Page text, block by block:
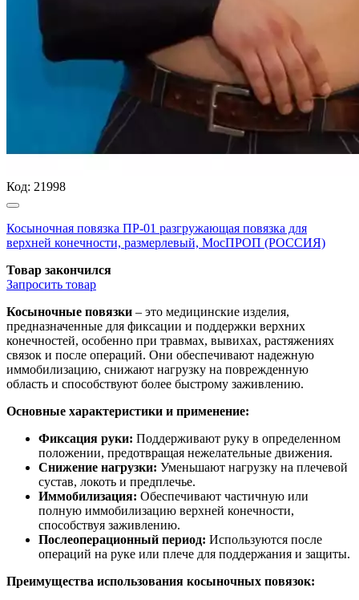
Код: 21998
Косыночная повязка ПР-01 разгружающая повязка для
верхней конечности, размерлевый, МосПРОП (РОССИЯ)
Товар закончился
Запросить товар
Косыночные повязки – это медицинские изделия,
предназначенные для фиксации и поддержки верхних
конечностей, особенно при травмах, вывихах, растяжениях
связок и после операций. Они обеспечивают надежную
иммобилизацию, снижают нагрузку на поврежденную
область и способствуют более быстрому заживлению.
Основные характеристики и применение:
Фиксация руки: Поддерживают руку в определенном
положении, предотвращая нежелательные движения.
Снижение нагрузки: Уменьшают нагрузку на плечевой
сустав, локоть и предплечье.
Иммобилизация: Обеспечивают частичную или
полную иммобилизацию верхней конечности,
способствуя заживлению.
Послеоперационный период: Используются после
операций на руке или плече для поддержания и защиты.
Преимущества использования косыночных повязок: